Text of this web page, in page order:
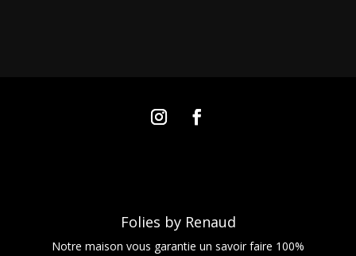
Folies by Renaud
Notre maison vous garantie un savoir faire 100%